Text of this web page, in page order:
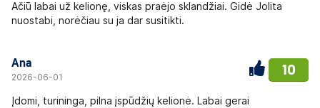
Ačiū labai už kelionę, viskas praėjo sklandžiai. Gidė Jolita
nuostabi, norėčiau su ja dar susitikti.
Ana
2026-06-01 10
Įdomi, turininga, pilna įspūdžių kelionė. Labai gerai